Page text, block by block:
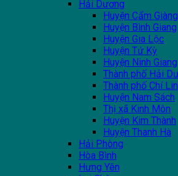
Hải Dương
Huyện Cẩm Giàng
Huyện Bình Giang
Huyện Gia Lộc
Huyện Tứ Kỳ
Huyện Ninh Giang
Thành phố Hải
Thành phố Chí
Huyện Nam Sách
Thị xã Kinh Môn
Huyện Kim Thành
Huyện Thanh Hà
Hải Phòng
Hòa Bình
Hưng Yên